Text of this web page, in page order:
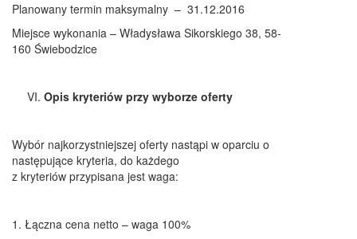
Planowany termin maksymalny – 31.12.2016
Miejsce wykonania – Władysława Sikorskiego 38, 58-
160 Świebodzice
Opis kryteriów przy wyborze oferty
Wybór najkorzystniejszej oferty nastąpi w oparciu o
następujące kryteria, do każdego
z kryteriów przypisana jest waga:
1. Łączna cena netto – waga 100%